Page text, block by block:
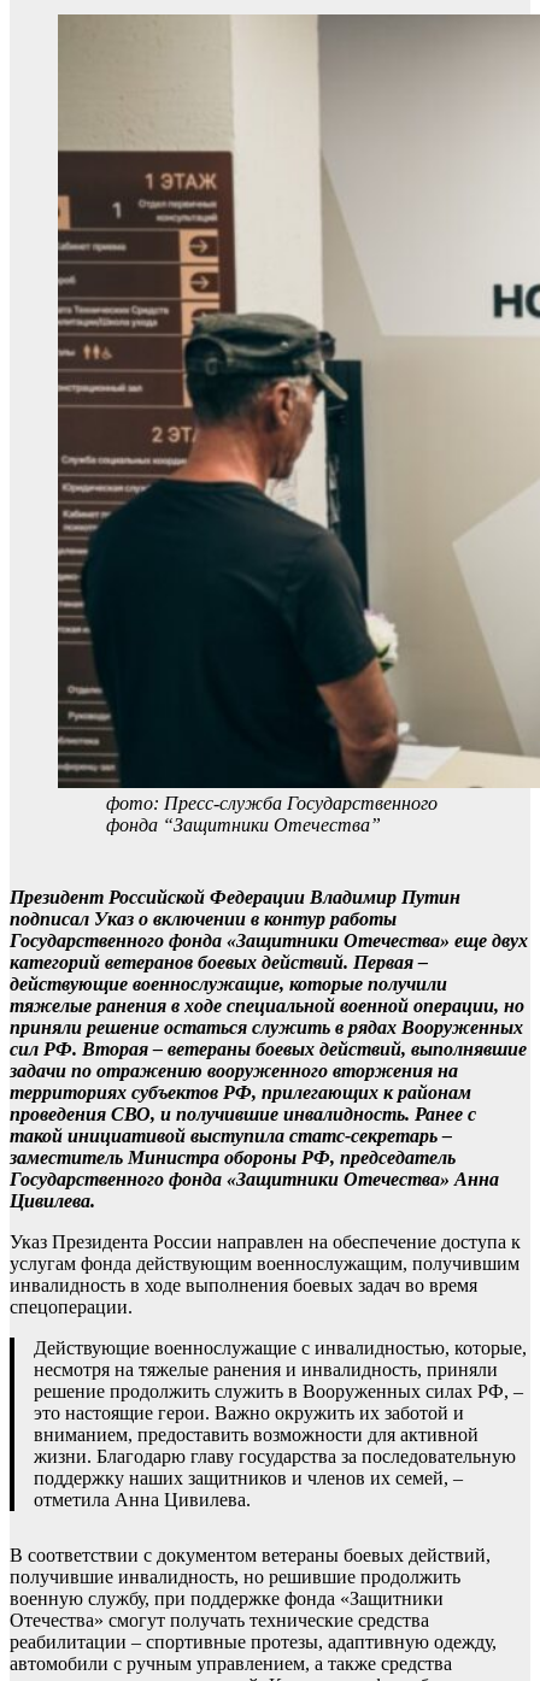
фото: Пресс-служба Государственного
фонда “Защитники Отечества”
Президент Российской Федерации Владимир Путин
подписал Указ о включении в контур работы
Государственного фонда «Защитники Отечества» еще двух
категорий ветеранов боевых действий. Первая –
действующие военнослужащие, которые получили
тяжелые ранения в ходе специальной военной операции, но
приняли решение остаться служить в рядах Вооруженных
сил РФ. Вторая – ветераны боевых действий, выполнявшие
задачи по отражению вооруженного вторжения на
территориях субъектов РФ, прилегающих к районам
проведения СВО, и получившие инвалидность. Ранее с
такой инициативой выступила статс-секретарь –
заместитель Министра обороны РФ, председатель
Государственного фонда «Защитники Отечества» Анна
Цивилева.
Указ Президента России направлен на обеспечение доступа к
услугам фонда действующим военнослужащим, получившим
инвалидность в ходе выполнения боевых задач во время
спецоперации.
Действующие военнослужащие с инвалидностью, которые,
несмотря на тяжелые ранения и инвалидность, приняли
решение продолжить служить в Вооруженных силах РФ, –
это настоящие герои. Важно окружить их заботой и
вниманием, предоставить возможности для активной
жизни. Благодарю главу государства за последовательную
поддержку наших защитников и членов их семей, –
отметила Анна Цивилева.
В соответствии с документом ветераны боевых действий,
получившие инвалидность, но решившие продолжить
военную службу, при поддержке фонда «Защитники
Отечества» смогут получать технические средства
реабилитации – спортивные протезы, адаптивную одежду,
автомобили с ручным управлением, а также средства